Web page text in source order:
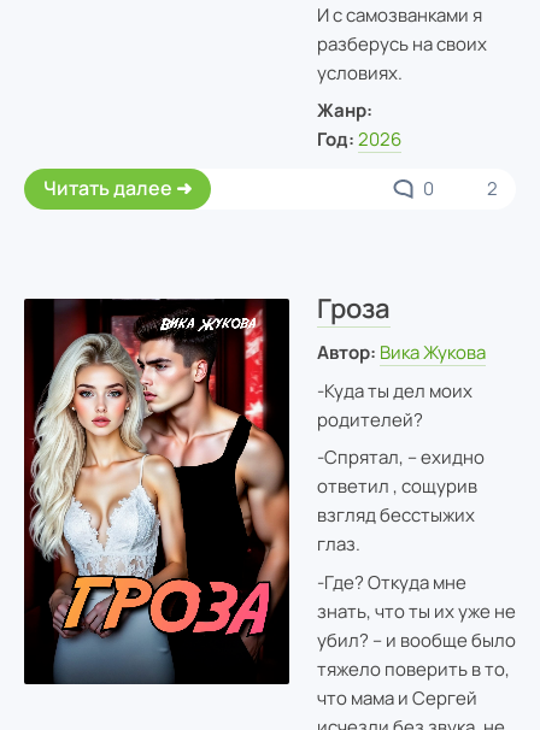
И с самозванками я
разберусь на своих
условиях.
Жанр:
Год: 2026
Читать далее 0 2
Гроза
Автор: Вика Жукова
-Куда ты дел моих
родителей?
-Спрятал, – ехидно
ответил , сощурив
взгляд бесстыжих
глаз.
-Где? Откуда мне
знать, что ты их уже не
убил? – и вообще было
тяжело поверить в то,
что мама и Сергей